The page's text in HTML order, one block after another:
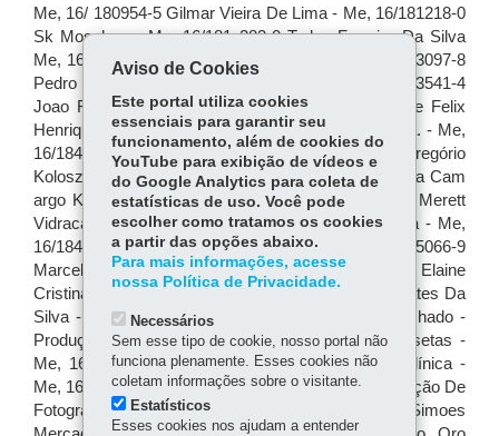
Aviso de Cookies
Este portal utiliza cookies
essenciais para garantir seu
funcionamento, além de cookies do
YouTube para exibição de vídeos e
do Google Analytics para coleta de
estatísticas de uso. Você pode
escolher como tratamos os cookies
a partir das opções abaixo.
Para mais informações, acesse
nossa Política de Privacidade.
Necessários
Sem esse tipo de cookie, nosso portal não
funciona plenamente. Esses cookies não
coletam informações sobre o visitante.
Estatísticos
Esses cookies nos ajudam a entender